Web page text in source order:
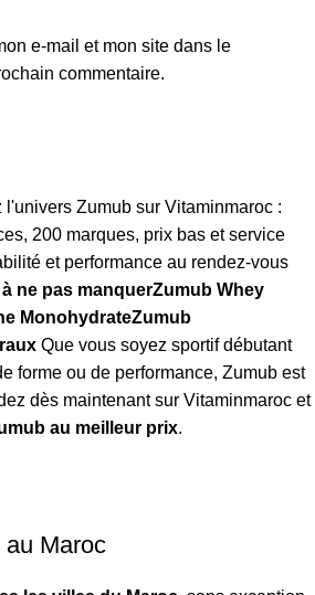
e-mail et mon site dans le
commentaire.
Zumub sur Vitaminmaroc :
200 marques, prix bas et service
et performance au rendez-vous
ne pas manquerZumub Whey
MonohydrateZumub
Que vous soyez sportif débutant
forme ou de performance, Zumub est
dès maintenant sur Vitaminmaroc et
au meilleur prix.
Maroc